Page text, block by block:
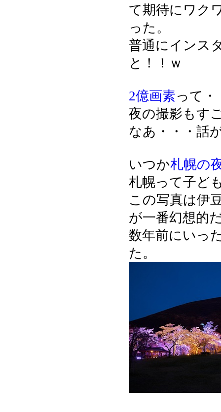
て期待にワク
った。
普通にインス
と！！ｗ
2億画素って
夜の撮影もす
なあ・・・話
いつか札幌の
札幌って子ど
この写真は伊
が一番幻想的
数年前にいっ
た。